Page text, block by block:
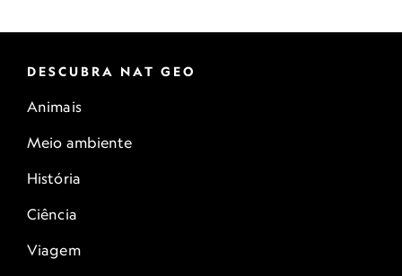
DESCUBRA NAT GEO
Animais
Meio ambiente
História
Ciência
Viagem